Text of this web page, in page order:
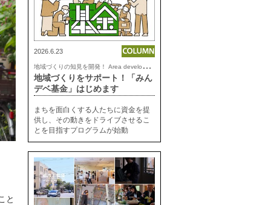
と
2026.6.23
地
域づくりの知見を開発！ Area development lab.
地域づくりをサポート！「みん
デベ基金」はじめます
まちを面白くする人たちに資金を提
供し、その動きをドライブさせるこ
とを目指すプログラムが始動